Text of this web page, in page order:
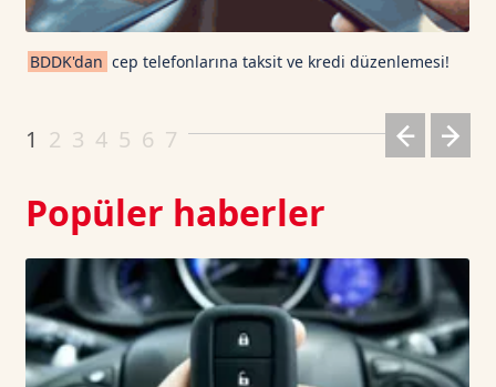
Cardano TetherUS 0.202 -0.3
BDDK'dan cep telefonlarına taksit ve kredi düzenlemesi!
1 2 3 4 5 6 7
Popüler haberler